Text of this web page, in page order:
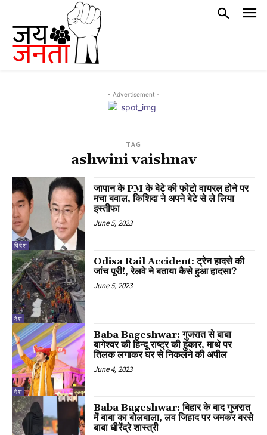
- Advertisement -
TAG
ashwini vaishnav
विदेश
जापान के PM के बेटे की फोटो वायरल होने पर
मचा बवाल, किशिदा ने अपने बेटे से ले लिया
इस्तीफा
June 5, 2023
देश
Odisa Rail Accident: ट्रेन हादसे की
जांच पूरी!, रेलवे ने बताया कैसे हुआ हादसा?
June 5, 2023
देश
Baba Bageshwar: गुजरात से बाबा
बागेश्वर की हिन्दू राष्ट्र की हुंकार, माथे पर
तिलक लगाकर घर से निकलने की अपील
June 4, 2023
Baba Bageshwar: बिहार के बाद गुजरात
में बाबा का बोलबाला, लव जिहाद पर जमकर बरसे
बाबा धीरेंद्रे शास्त्री